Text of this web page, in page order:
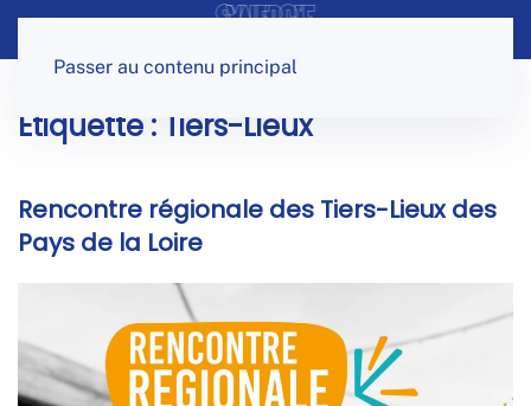
Passer au contenu principal
Étiquette : Tiers-Lieux
Rencontre régionale des Tiers-Lieux des
Pays de la Loire
Panneau de gestion des cookies